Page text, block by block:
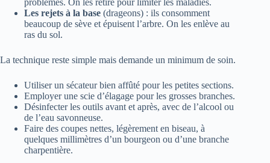
Les rejets à la base (drageons) : ils consomment
beaucoup de sève et épuisent l’arbre. On les enlève au
ras du sol.
La technique reste simple mais demande un minimum de soin.
Utiliser un sécateur bien affûté pour les petites sections.
Employer une scie d’élagage pour les grosses branches.
Désinfecter les outils avant et après, avec de l’alcool ou
de l’eau savonneuse.
Faire des coupes nettes, légèrement en biseau, à
quelques millimètres d’un bourgeon ou d’une branche
charpentière.